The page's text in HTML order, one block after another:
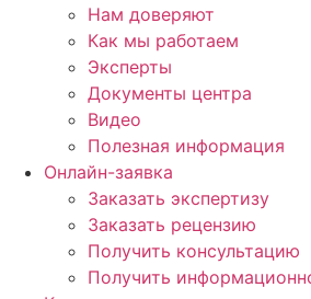
Нам доверяют
Как мы работаем
Эксперты
Документы центра
Видео
Полезная информация
Онлайн-заявка
Заказать экспертизу
Заказать рецензию
Получить консультацию
Получить